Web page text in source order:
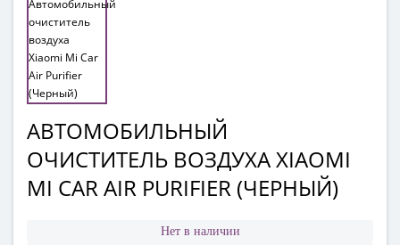
АВТОМОБИЛЬНЫЙ
ОЧИСТИТЕЛЬ ВОЗДУХА XIAOMI
MI CAR AIR PURIFIER (ЧЕРНЫЙ)
Нет в наличии